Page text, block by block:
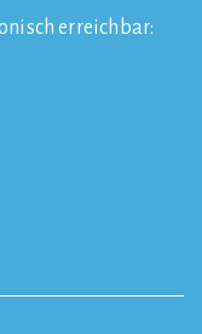
erreichbar: